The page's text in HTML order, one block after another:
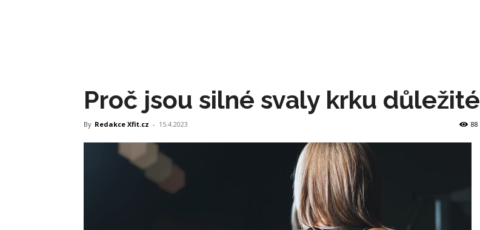
Proč jsou silné svaly krku důležité
By Redakce Xfit.cz - 15.4.2023 88